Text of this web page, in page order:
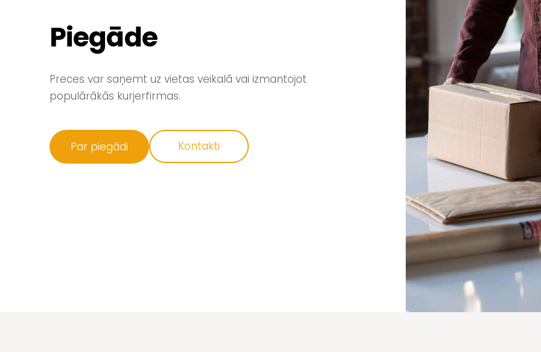
Piegāde
Preces var saņemt uz vietas veikalā vai izmantojot
populārākās kurjerfirmas.
​Par piegādi​ ​Kontakti​